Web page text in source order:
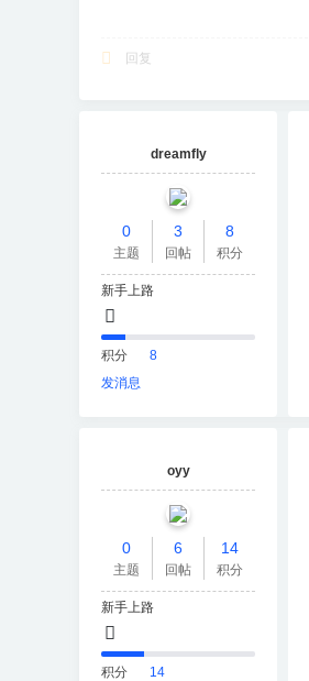
回复
dreamfly
0
主题
3
回帖
8
积分
新手上路
积分
8
发消息
oyy
0
主题
6
回帖
14
积分
新手上路
积分
14